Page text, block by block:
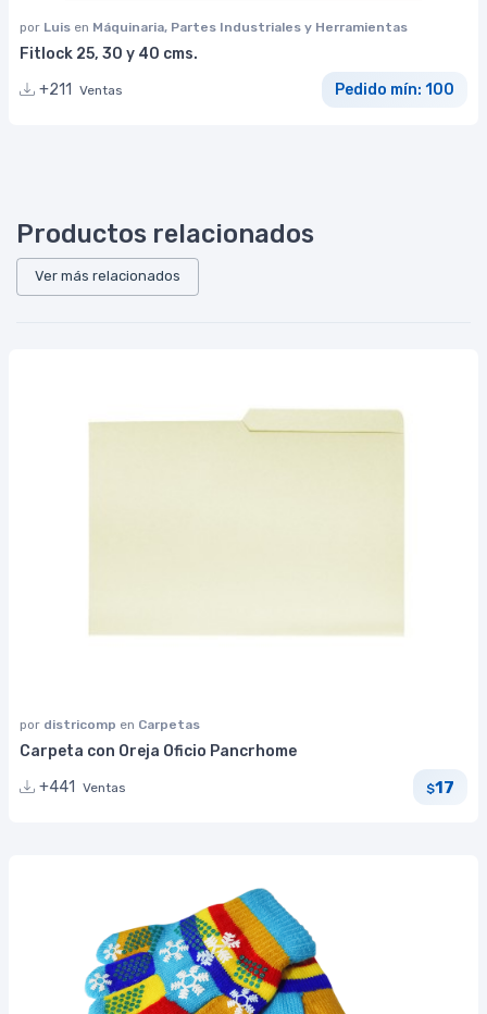
por Luis en Máquinaria, Partes Industriales y Herramientas
Fitlock 25, 30 y 40 cms.
+211
Ventas Pedido mín: 100
Productos relacionados
Ver más relacionados
por districomp en Carpetas
Carpeta con Oreja Oficio Pancrhome
+441
Ventas $17